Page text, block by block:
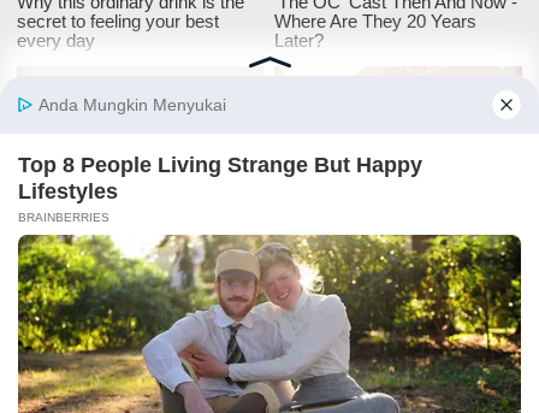
Berita Sawit Terpopuler
Nigeria Kehilangan Dominasi Sawit Dunia,